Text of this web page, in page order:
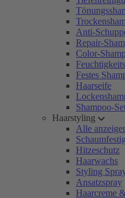
Anti-
Repair-
Color-
Festes
Haarseife
Shampoo-
Haarstyling
Alle
Hitzeschutz
Haarwachs
Styling
Ansatzspray
Haarcreme